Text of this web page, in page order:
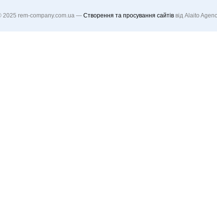
2025 rem-company.com.ua​ — Створення та просування сайтіввід Alaito